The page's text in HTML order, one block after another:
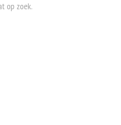
op zoek.